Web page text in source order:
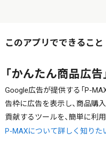
このアプリでできること
「かんたん商品広告
Google広告が提供する「P-
告枠に広告を表示し、商品購
貢献するツールを、簡単に利
P-MAXについて詳しく知りた